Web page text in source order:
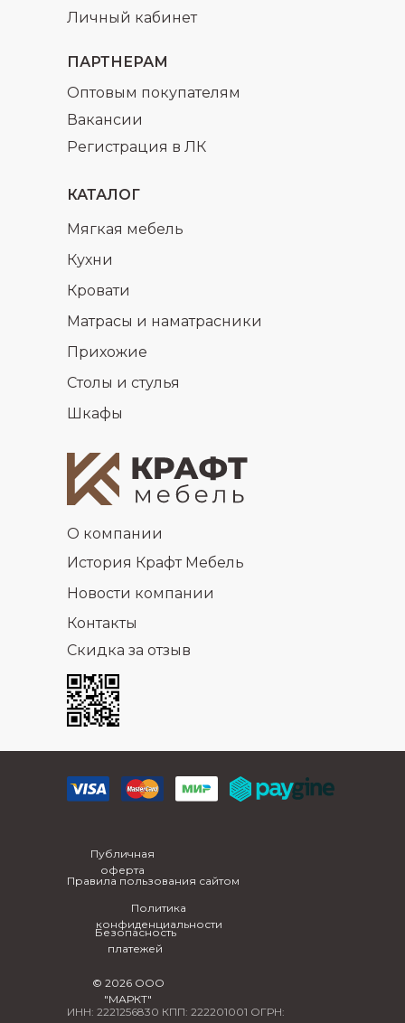
ПАРТНЕРАМ
Регистрация в ЛК
Оптовым покупателям
Вакансии
КАТАЛОГ
Кухни
Мягкая мебель
Кровати
Матрасы и наматрасники
Прихожие
Столы и стулья
Шкафы
Личный кабинет
О компании
История Крафт Мебель
Новости компании
Контакты
Скидка за отзыв
Публичная
оферта
Правила пользования сайтом
Политика
конфиденциальности
Безопасность
платежей
© 2026 ООО
"МАРКТ"
ИНН: 2221256830 КПП: 222201001 ОГРН: